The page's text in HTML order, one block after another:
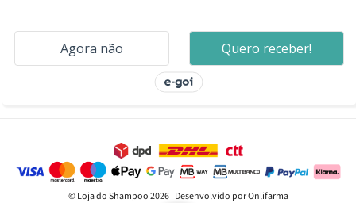
© Loja do Shampoo 2026 | Desenvolvido por Onlifarma